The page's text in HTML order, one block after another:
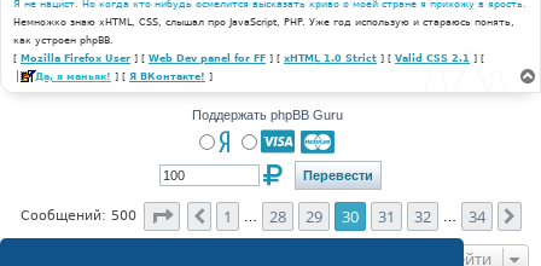
Я не нацист. Но когда кто нибудь осмелится высказать криво о моей стране я прихожу в ярость.
Немножко знаю xHTML, CSS, слышал про JavaScript, PHP. Уже год использую и стараюсь понять,
как устроен phpBB.
[ Mozilla Firefox User ] [ Web Dev panel for FF ] [ xHTML 1.0 Strict ] [ Valid CSS 2.1 ] [
Да, я маньяк! ] [ Я ВКонтакте! ]
Поддержать phpBB Guru
Сообщений: 500 Страница30 из 34
Пред.
1 … 28 29 30 31 32 … 34
Перейти